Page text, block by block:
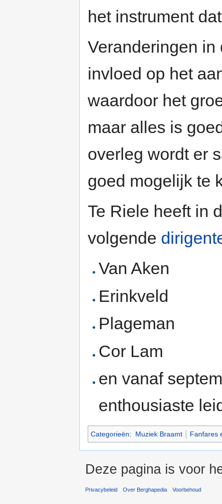
het instrument
Veranderingen
invloed op het
waardoor het
maar alles is
overleg wordt er
goed mogelijk te
Te Riele heeft in
volgende
Van Aken
Erinkveld
Plageman
Cor Lam
en vanaf
enthousiaste
Categorieën: Muziek Braamt Fanfares
Deze pagina is voor
Privacybeleid Over Berghapedia Voorbehoud